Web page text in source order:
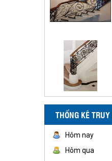
THỐNG KÊ
Hôm nay
Hôm qua